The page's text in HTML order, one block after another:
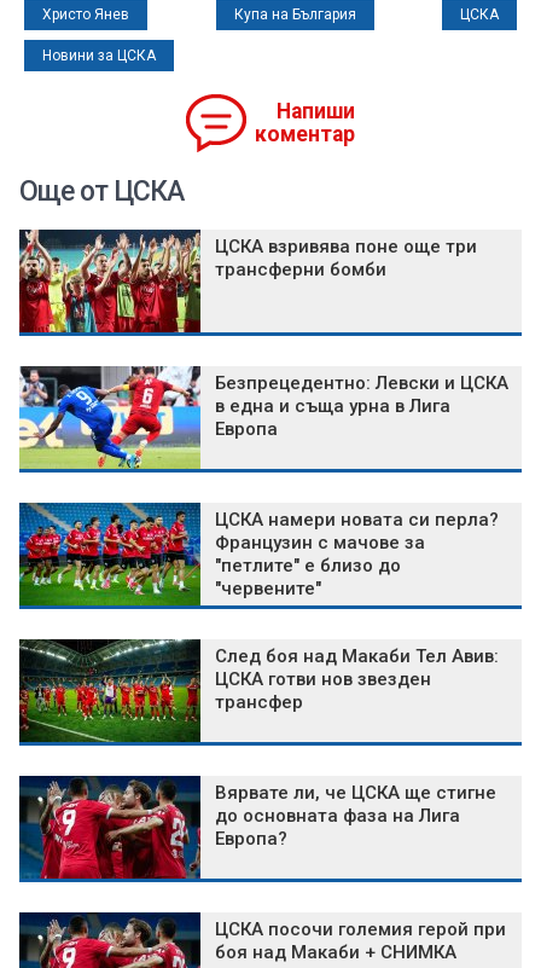
Христо Янев Купа на България ЦСКА
Новини за ЦСКА
Напиши
коментар
Още от ЦСКА
ЦСКА взривява поне още три
трансферни бомби
Безпрецедентно: Левски и ЦСКА
в една и съща урна в Лига
Европа
ЦСКА намери новата си перла?
Французин с мачове за
"петлите" е близо до
"червените"
След боя над Макаби Тел Авив:
ЦСКА готви нов звезден
трансфер
Вярвате ли, че ЦСКА ще стигне
до основната фаза на Лига
Европа?
ЦСКА посочи големия герой при
боя над Макаби + СНИМКА